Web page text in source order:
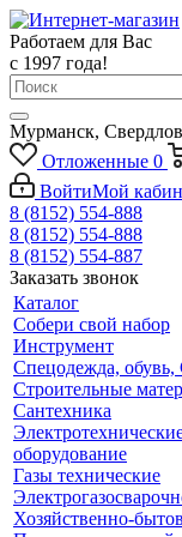
Работаем для Вас
с 1997 года!
Мурманск,
Отложенные 0
ВойтиМой
8 (8152) 554-888
8 (8152) 554-888
8 (8152) 554-887
Заказать звонок
Каталог
Собери свой набор
Инструмент
Спецодежда,
Строительные
Сантехника
оборудование
Газы технические
Хозяйственно-